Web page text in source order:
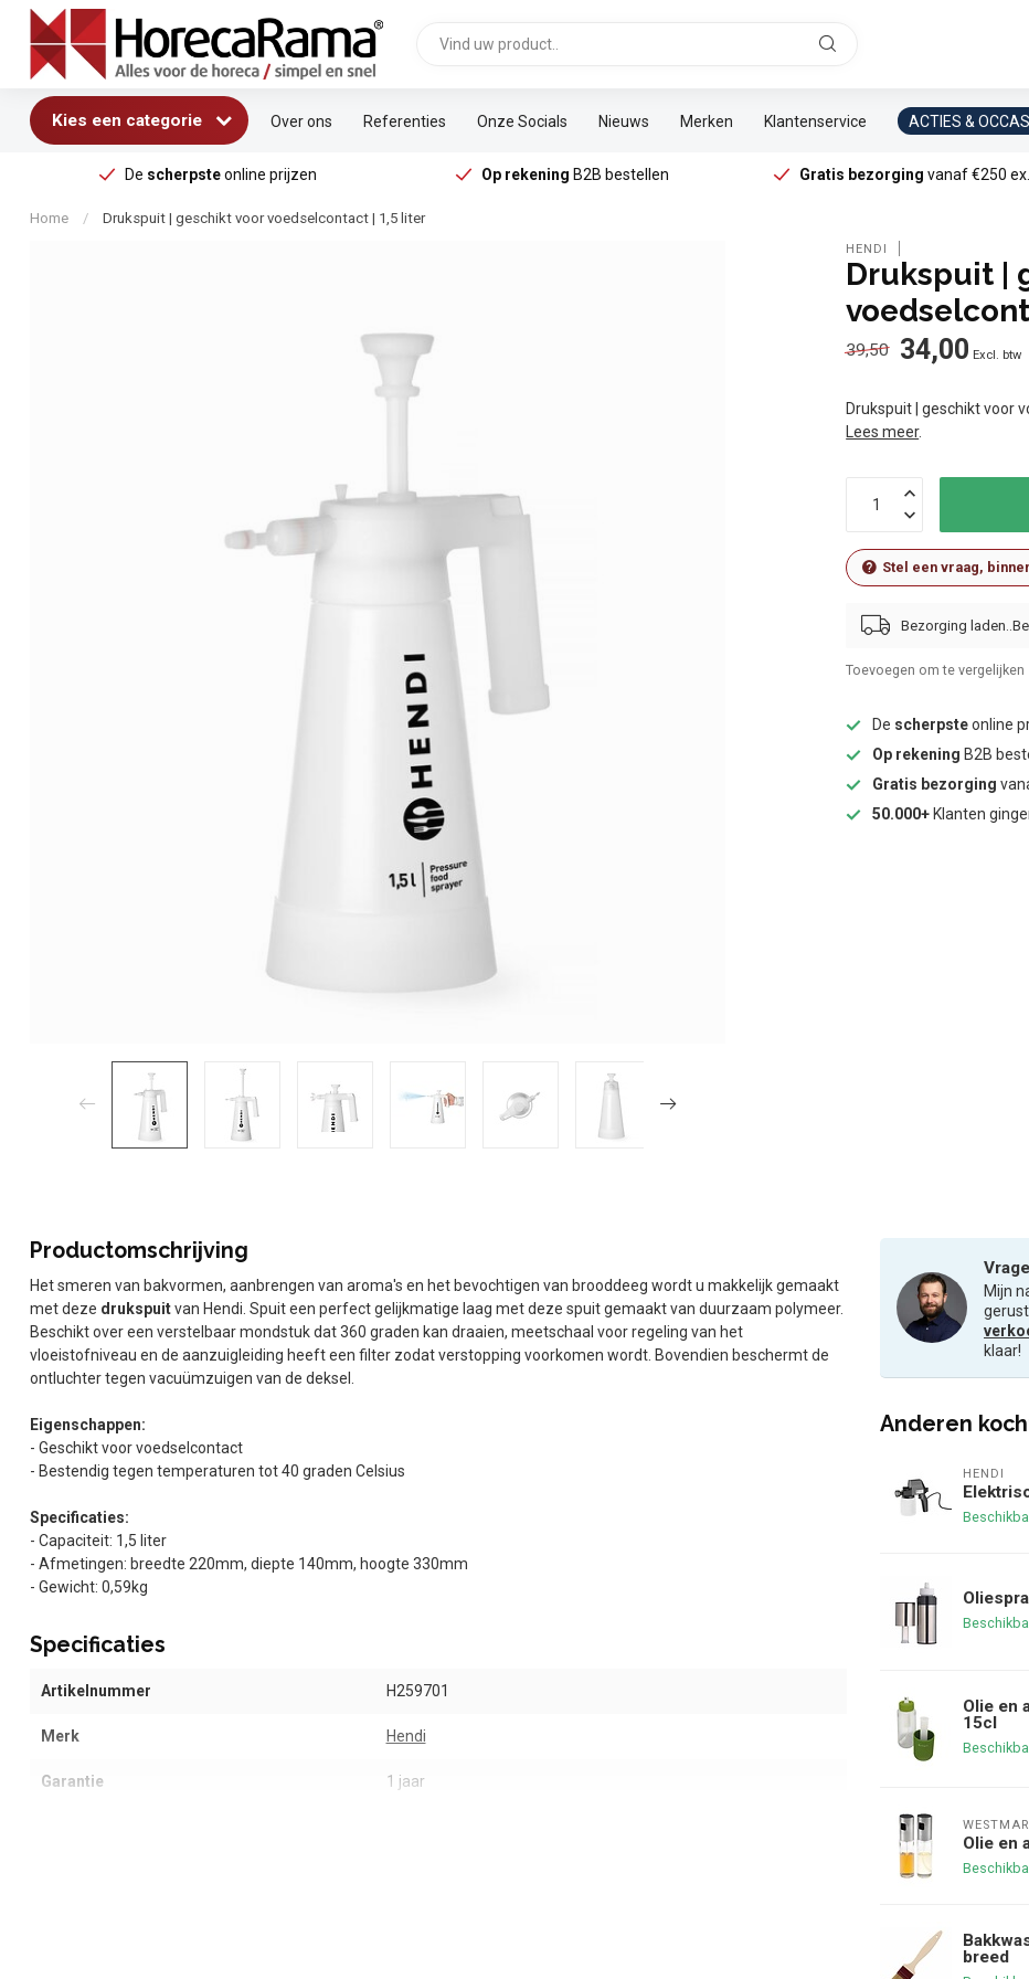
Kies een categorie Over ons Referenties Onze Socials Nieuws Merken Klantenservice ACTIES &
De scherpsteonline prijzen Op rekening B2B bestellen Gratis bezorging vanaf €250
Home / Drukspuit | geschikt voor voedselcontact | 1,5 liter
HENDI
Drukspuit |
39,50 34,00 Excl. btw
Drukspuit | geschikt voor
Lees meer.
Stel een vraag,
Bezorging laden..
Toevoegen om te vergelijken
De scherpsteonline
Op rekening B2B
Gratis bezorging
50.000+ Klanten
Productomschrijving
Het smeren van bakvormen, aanbrengen van aroma's en het bevochtigen van brooddeeg wordt u makkelijk gemaakt
met deze drukspuitvan Hendi. Spuit een perfect gelijkmatige laag met deze spuit gemaakt van duurzaam polymeer.
Beschikt over een verstelbaar mondstuk dat 360 graden kan draaien, meetschaal voor regeling van het
vloeistofniveau en de aanzuigleiding heeft een filter zodat verstopping voorkomen wordt. Bovendien beschermt de
ontluchter tegen vacuümzuigen van de deksel.
Eigenschappen:
- Geschikt voor voedselcontact
- Bestendig tegen temperaturen tot 40 graden Celsius
Specificaties:
- Capaciteit: 1,5 liter
- Afmetingen: breedte 220mm, diepte 140mm, hoogte 330mm
- Gewicht: 0,59kg
Specificaties
Artikelnummer H259701
Merk Hendi
Garantie 1 jaar
Mijn
klaar!
Anderen
HENDI
Olie en
15cl
Olie en
breed